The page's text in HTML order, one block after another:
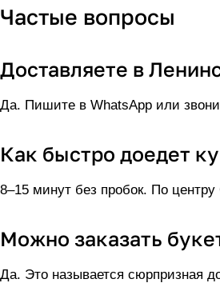
Частые вопросы
Доставляете в
Да. Пишите в WhatsApp или
Как быстро доедет
8–15 минут без пробок. По
Можно заказать
Да. Это называется сюрпризная